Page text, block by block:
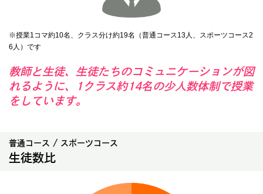
※授業1コマ約10名、クラス分け約19名（普通コース13人、スポーツコース2
6人）です
教師と生徒、生徒たちのコミュニケーションが図
れるように、1クラス約14名の少人数体制で授業
をしています。
普通コース / スポーツコース
生徒数比